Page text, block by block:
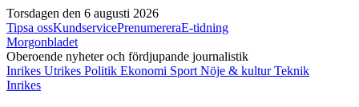
Torsdagen den 6 augusti 2026
Tipsa ossKundservicePrenumereraE-tidning
Morgonbladet
Oberoende nyheter och fördjupande journalistik
Inrikes Utrikes Politik Ekonomi Sport Nöje & kulturTeknik
Inrikes